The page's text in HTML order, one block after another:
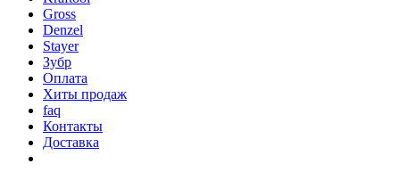
Gross
Denzel
Stayer
Зубр
Оплата
Хиты продаж
faq
Контакты
Доставка